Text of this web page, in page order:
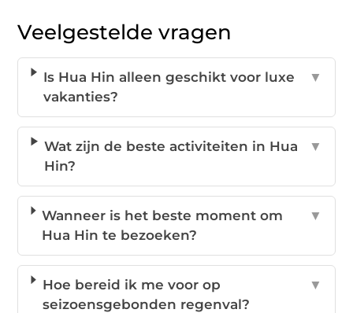
Veelgestelde vragen
Is Hua Hin alleen geschikt voor luxe
vakanties?
▼
Wat zijn de beste activiteiten in Hua
Hin?
▼
Wanneer is het beste moment om
Hua Hin te bezoeken?
▼
Hoe bereid ik me voor op
seizoensgebonden regenval?
▼